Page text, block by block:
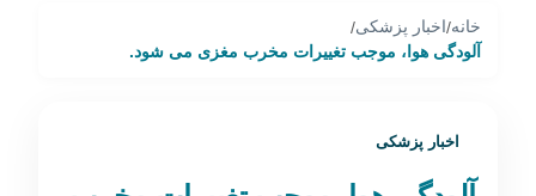
خانه/اخبار پزشکی/
آلودگی هوا، موجب تغییرات مخرب مغزی می شود.
اخبار پزشکی